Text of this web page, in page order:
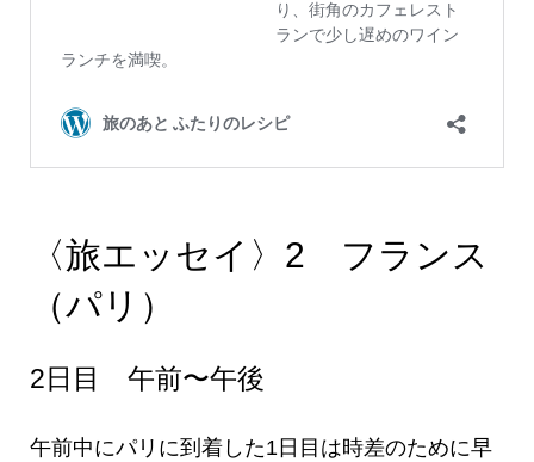
〈旅エッセイ〉2 フランス
（パリ）
2日目 午前〜午後
午前中にパリに到着した1日目は時差のために早